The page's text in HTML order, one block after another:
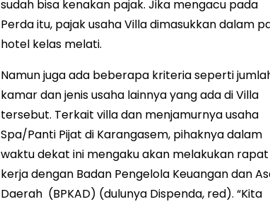
sudah bisa kenakan pajak. Jika mengacu pada
Perda itu, pajak usaha Villa dimasukkan dalam
hotel kelas melati.
Namun juga ada beberapa kriteria seperti
kamar dan jenis usaha lainnya yang ada di Villa
tersebut. Terkait villa dan menjamurnya usaha
Spa/Panti Pijat di Karangasem, pihaknya dalam
waktu dekat ini mengaku akan melakukan rapat
kerja dengan Badan Pengelola Keuangan dan
Daerah (BPKAD) (dulunya Dispenda, red). “Kita